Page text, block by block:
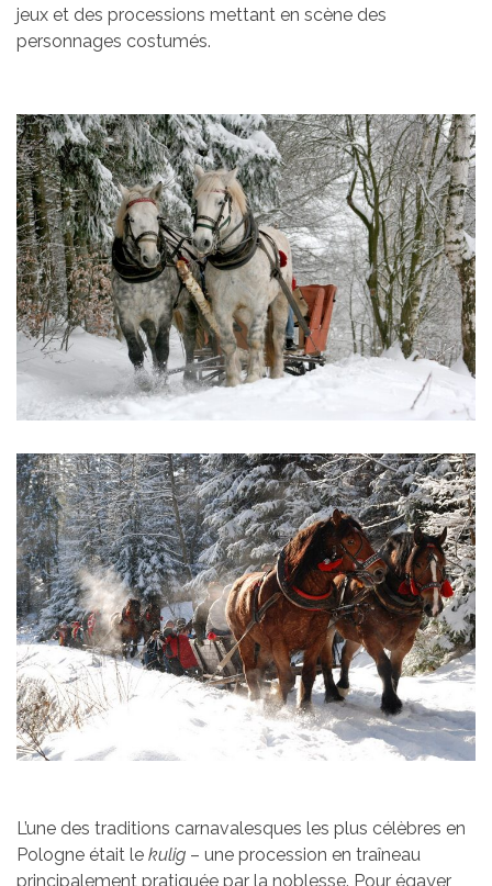
jeux et des processions mettant en scène des
personnages costumés.
L’une des traditions carnavalesques les plus célèbres en
Pologne était le kulig – une procession en traîneau
principalement pratiquée par la noblesse. Pour égayer